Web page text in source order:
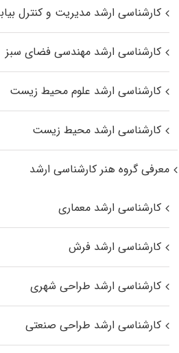
کارشناسی ارشد مدیریت و کنترل
کارشناسی ارشد مهندسی فضای سبز
کارشناسی ارشد علوم محیط‌ زیست
کارشناسی ارشد محیط زیست
معرفی گروه هنر کارشناسی ارشد
کارشناسی ارشد معماری
کارشناسی ارشد فرش
کارشناسی ارشد طراحی شهری
کارشناسی ارشد طراحی صنعتی